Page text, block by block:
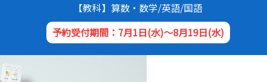
【教科】算数・数学/英語/国語
予約受付期間：7月1日(水)～8月19日(水)